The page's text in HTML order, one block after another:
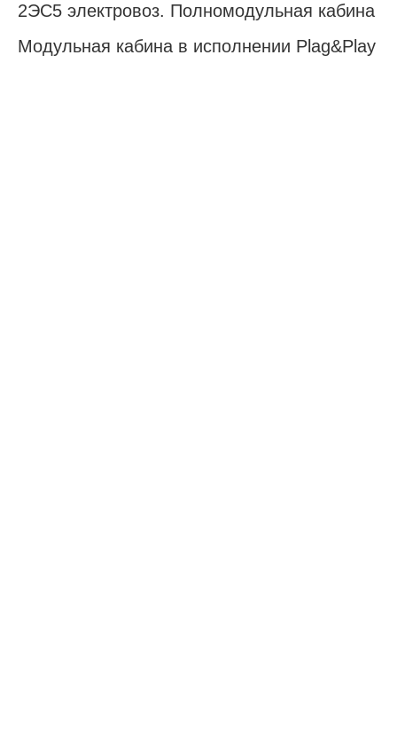
2ЭС5 электровоз. Полномодульная кабина
Модульная кабина в исполнении Plag&Play